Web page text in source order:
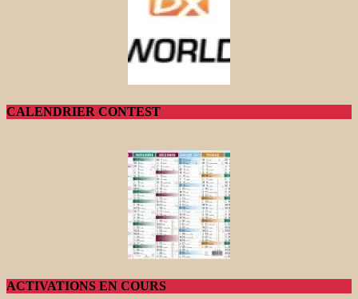
CALENDRIER CONTEST
ACTIVATIONS EN COURS